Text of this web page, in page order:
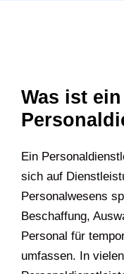
Was ist ein
Ein
sich auf
Personalwesens
Beschaffung,
Personal für
umfassen. In